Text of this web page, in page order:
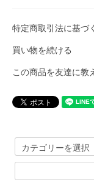
特定商取引法に基づ
買い物を続ける
この商品を友達に教